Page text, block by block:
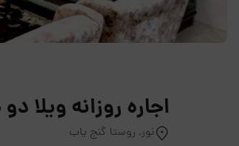
اجاره روزانه ویلا
نور, روستا گنج یاب